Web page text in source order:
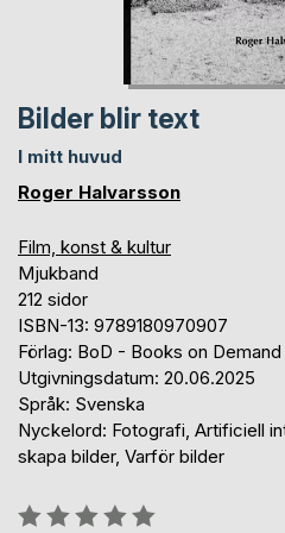
Bilder blir text
I mitt huvud
Roger Halvarsson
Film, konst & kultur
Mjukband
212 sidor
ISBN-13: 9789180970907
Förlag: BoD - Books on Demand
Utgivningsdatum: 20.06.2025
Språk: Svenska
Nyckelord: Fotografi, Artificiell
skapa bilder, Varför bilder
Betyg::